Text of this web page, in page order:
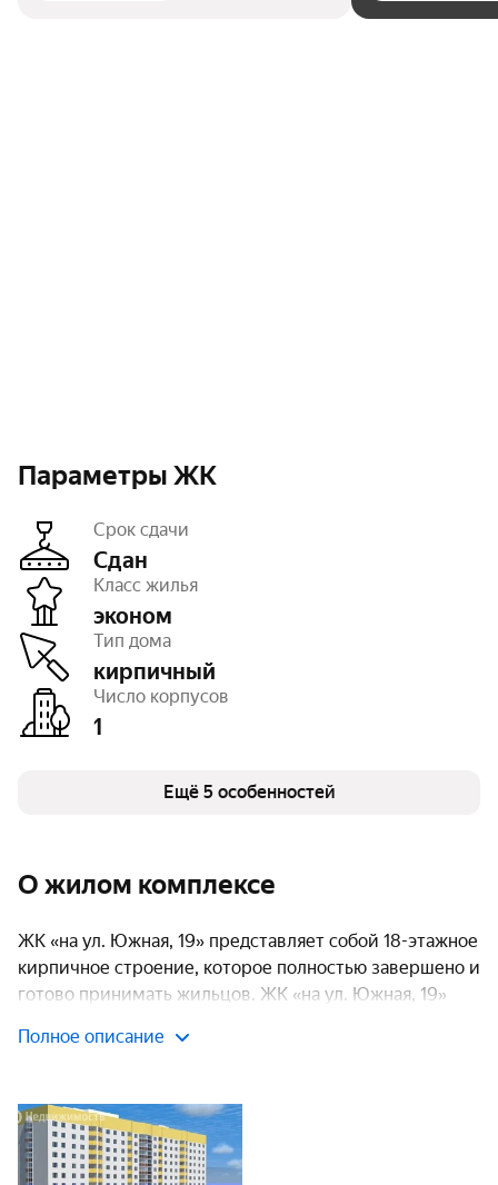
Параметры ЖК
Срок сдачи
Сдан
Класс жилья
эконом
Тип дома
кирпичный
Число корпусов
1
Этажность
Паркинг, машиноместа
Тип договора
Очереди
Число квартир
253
Ещё 5 особенностей
О жилом комплексе
ЖК «на ул. Южная, 19» представляет собой 18-этажное
кирпичное строение, которое полностью завершено и
готово принимать жильцов. ЖК «на ул. Южная, 19»
планировками: от одной до трех комнат, с метражом
Инфраструктура
Полное описание